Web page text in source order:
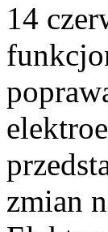
14
zmian